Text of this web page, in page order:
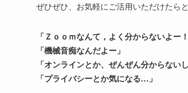
ぜひぜひ、お気軽にご活用いただけたら
「Ｚｏｏｍなんて，よく分からないよー！
「機械音痴なんだよー」
「オンラインとか、ぜんぜん分からないし
「プライバシーとか気になる…」